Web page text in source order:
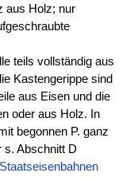
aus Holz; nur
teils vollständig aus
Kastengerippe sind
aus Eisen und die
oder aus Holz. In
begonnen P. ganz
s. Abschnitt D
Staatseisenbahnen